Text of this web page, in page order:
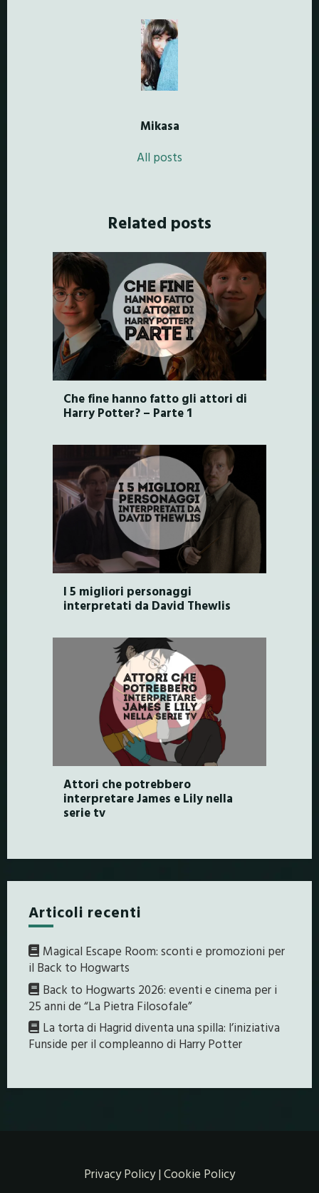
Mikasa
All posts
Related posts
Che fine hanno fatto gli attori di
Harry Potter? – Parte 1
I 5 migliori personaggi
interpretati da David Thewlis
Attori che potrebbero
interpretare James e Lily nella
serie tv
Articoli recenti
Magical Escape Room: sconti e promozioni per
il Back to Hogwarts
Back to Hogwarts 2026: eventi e cinema per i
25 anni de “La Pietra Filosofale”
La torta di Hagrid diventa una spilla: l’iniziativa
Funside per il compleanno di Harry Potter
Privacy Policy| Cookie Policy